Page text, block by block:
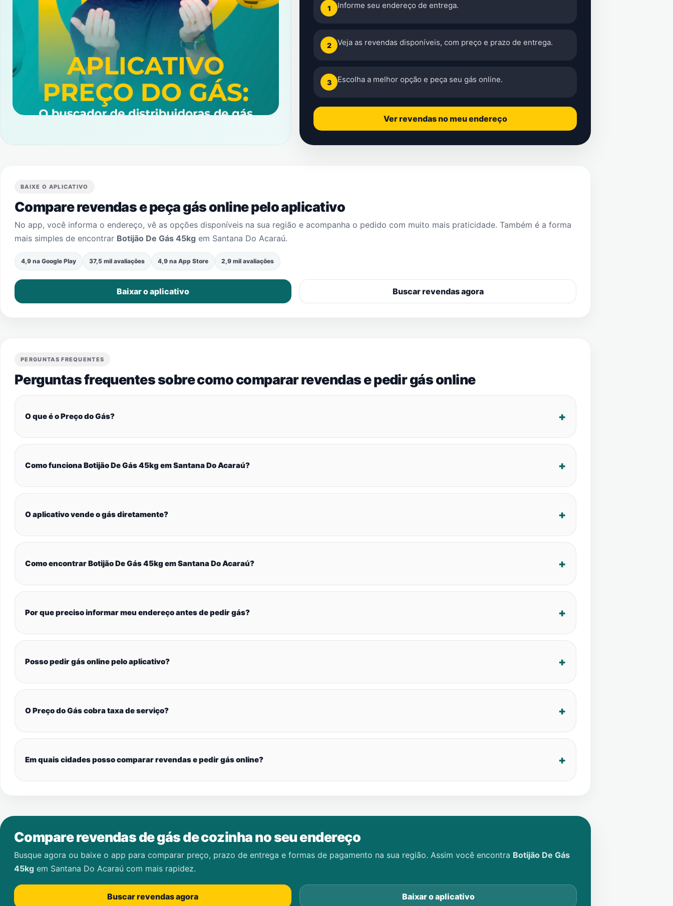
1 Informe seu endereço de entrega.
2 Veja as revendas disponíveis, com preço e prazo de entrega.
3 Escolha a melhor opção e peça seu gás online.
Ver revendas no meu endereço
BAIXE O APLICATIVO
Compare revendas e peça gás online pelo aplicativo
No app, você informa o endereço, vê as opções disponíveis na sua região e acompanha o pedido com muito mais praticidade. Também é a forma
mais simples de encontrar Botijão De Gás 45kg em Santana Do Acaraú.
4,9 na Google Play 37,5 mil avaliações 4,9 na App Store 2,9 mil avaliações
Baixar o aplicativo Buscar revendas agora
PERGUNTAS FREQUENTES
Perguntas frequentes sobre como comparar revendas e pedir gás online
O que é o Preço do Gás?
Como funciona Botijão De Gás 45kg em Santana Do Acaraú?
O aplicativo vende o gás diretamente?
Como encontrar Botijão De Gás 45kg em Santana Do Acaraú?
Por que preciso informar meu endereço antes de pedir gás?
Posso pedir gás online pelo aplicativo?
O Preço do Gás cobra taxa de serviço?
Em quais cidades posso comparar revendas e pedir gás online?
Compare revendas de gás de cozinha no seu endereço
Busque agora ou baixe o app para comparar preço, prazo de entrega e formas de pagamento na sua região. Assim você encontra Botijão De Gás
45kg em Santana Do Acaraú com mais rapidez.
Buscar revendas agora Baixar o aplicativo